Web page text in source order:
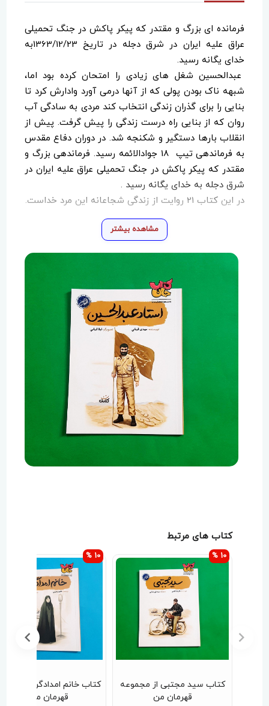
فرمانده ای بزرگ و مقتدر که پیکر پاکش در جنگ تحمیلی
عراق علیه ایران در شرق دجله در تاریخ 1363/12/23به
خدای یگانه رسید.
عبدالحسین شغل های زیادی را امتحان کرده بود اما،
شبهه ناک بودن پولی که از آنها درمی آورد وادارش کرد تا
بنایی را برای گذران زندگی انتخاب کند مردی به سادگی آب
روان که از بنایی راه درست زندگی را پیش گرفت. پیش از
انقلاب بارها دستگیر و شکنجه شد. در دوران دفاع مقدس
به فرماندهی تیپ 18 جوادالائمه رسید. فرماندهی بزرگ و
مقتدر که پیکر پاکش در جنگ تحمیلی عراق علیه ایران در
شرق دجله به خدای یگانه رسید .
در این کتاب 21 روایت از زندگی شجاعانه این مرد خداست.
مشاهده بیشتر
کتاب های مرتبط
از مجموعه
کتاب خانم امدادگر (از مجموعه
قهرمان من )
10 %
کتاب آقا مصطفی
10 %